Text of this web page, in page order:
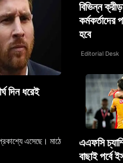
দিন ধরেই
এসেছে। মাঠে
বিভিন্ন
হবে
Editorial Desk
এএফসি
বাছাই পর্বে